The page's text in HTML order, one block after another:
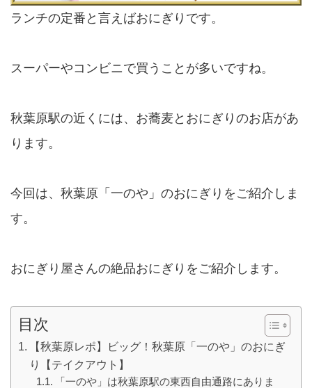
ランチの定番と言えばおにぎりです。
スーパーやコンビニで買うことが多いですね。
秋葉原駅の近くには、お蕎麦とおにぎりのお店があ
ります。
今回は、秋葉原「一のや」のおにぎりをご紹介しま
す。
おにぎり屋さんの絶品おにぎりをご紹介します。
目次
【秋葉原レポ】ビッグ！秋葉原「一のや」のおにぎ
り【テイクアウト】
「一のや」は秋葉原駅の東西自由通路にありま